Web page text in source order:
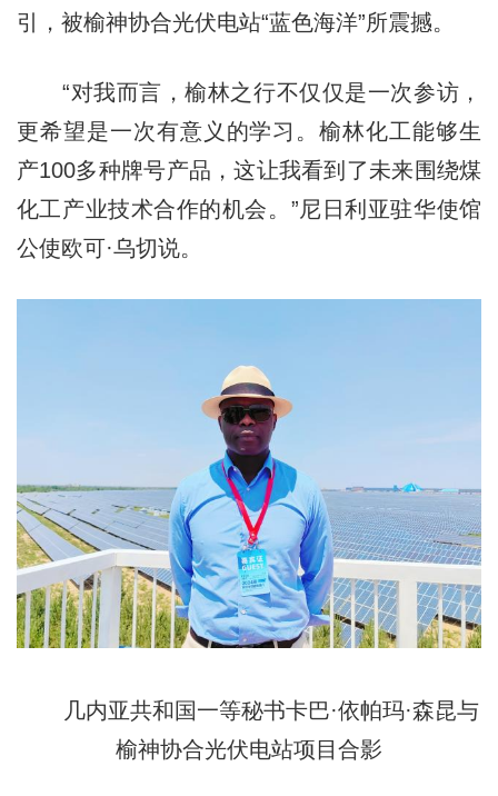
引，被榆神协合光伏电站“蓝色海洋”所震撼。
“对我而言，榆林之行不仅仅是一次参访，
更希望是一次有意义的学习。榆林化工能够生
产100多种牌号产品，这让我看到了未来围绕煤
化工产业技术合作的机会。”尼日利亚驻华使馆
公使欧可·乌切说。
几内亚共和国一等秘书卡巴·依帕玛·森昆与
榆神协合光伏电站项目合影